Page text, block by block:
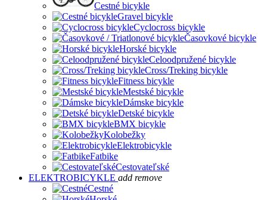
Cestné bicykle
Gravel bicykle
Cyclocross bicykle
Časovkové bicykle
Horské bicykle
Celoodpružené bicykle
Cross/Treking bicykle
Fitness bicykle
Mestské bicykle
Dámske bicykle
Detské bicykle
BMX bicykle
Kolobežky
Elektrobicykle
Fatbike
Cestovateľské
ELEKTROBICYKLE add remove
Cestné